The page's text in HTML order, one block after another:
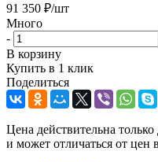
91 350 ₽/шт
Много
-
В корзину
Купить в 1 клик
Поделиться
Цена действительна
и может отличаться от цен